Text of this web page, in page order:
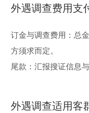
外遇调查费用支
订金与调查费用：总
方须求而定。
尾款：汇报搜证信息
外遇调查适用客